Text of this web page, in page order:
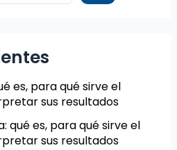
es, para qué sirve el
sus resultados
qué es, para qué sirve el
sus resultados